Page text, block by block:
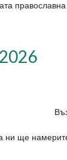
ни ще